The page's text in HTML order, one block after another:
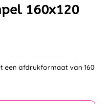
160x120
een afdrukformaat van 160